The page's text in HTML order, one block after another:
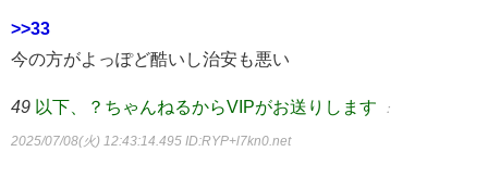
>>33
今の方がよっぽど酷いし治安も悪い
49 以下、？ちゃんねるからVIPがお送りします ：
2025/07/08(火) 12:43:14.495 ID:RYP+l7kn0.net